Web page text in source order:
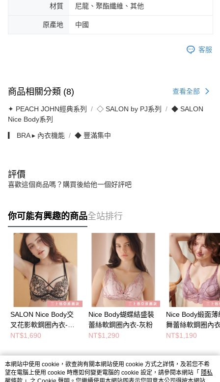
材質 尼龍、聚酯纖維、其他
原產地 中國
客服
商品相關分類 (8) 查看全部
✦ PEACH JOHN經典系列 ◇ SALON by PJ系列
◆ SALON
Nice Body系列
▎ BRA ▸ 內衣機能 ◆ 豐滿集中
評價
喜歡這個商品嗎？購買後給他一個好評吧
你可能有興趣的商品全站排行
SALON Nice Body交
叉花影軟鋼圈內衣-黑
膚
NT$1,690
Nice Body蝴蝶結盛裝
蕾絲軟鋼圈內衣-灰粉
NT$1,290
Nice Body緞面薄
舞蕾絲軟鋼圈內
古粉
NT$1,190
熱門標籤
本網站中使用 cookie，欲查詢有關本網站使用 cookie 方式之詳情，及若您不希
望在電腦上使用 cookie 時應如何變更電腦的 cookie 設定，請參閱本網站「 隱私